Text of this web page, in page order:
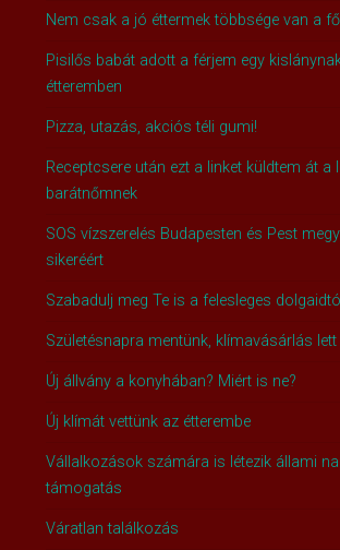
Nem csak a jó éttermek többsége van a
Pisilős babát adott a férjem egy
étteremben
Pizza, utazás, akciós téli gumi!
Receptcsere után ezt a linket küldtem át a
barátnőmnek
SOS vízszerelés Budapesten és Pest
sikeréért
Szabadulj meg Te is a felesleges
Születésnapra mentünk, klímavásárlás lett
Új állvány a konyhában? Miért is ne?
Új klímát vettünk az étterembe
Vállalkozások számára is létezik állami
támogatás
Váratlan találkozás